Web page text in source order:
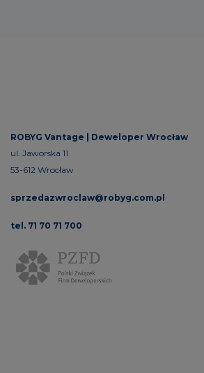
ROBYG Vantage | Deweloper Wrocław
ul. Jaworska 11
53-612 Wrocław
sprzedazwroclaw@robyg.com.pl
tel. 71 70 71 700